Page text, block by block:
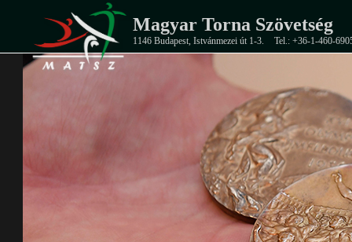
Magyar Torna Szövetség
1146 Budapest, Istvánmezei út 1-3. Tel.: +36-1-460-